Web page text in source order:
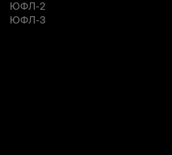
ЮФЛ-2
ЮФЛ-3